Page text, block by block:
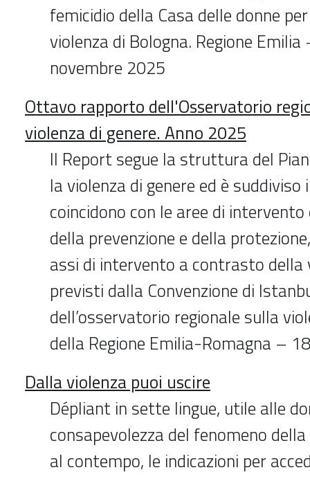
femicidio della Casa delle donne
violenza di Bologna. Regione
novembre 2025
Ottavo rapporto dell'Osservatorio
violenza di genere. Anno 2025
Il Report segue la struttura del
la violenza di genere ed è
coincidono con le aree di
della prevenzione e della
assi di intervento a contrasto della
previsti dalla Convenzione di
dell’osservatorio regionale sulla
della Regione Emilia-Romagna –
Dalla violenza puoi uscire
Dépliant in sette lingue, utile alle
consapevolezza del fenomeno
al contempo, le indicazioni per